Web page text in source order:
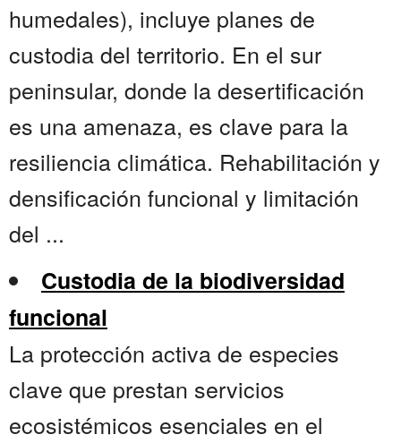
humedales), incluye planes de
custodia del territorio. En el sur
peninsular, donde la desertificación
es una amenaza, es clave para la
resiliencia climática. Rehabilitación y
densificación funcional y limitación
del ...
Custodia de la biodiversidad
funcional
La protección activa de especies
clave que prestan servicios
ecosistémicos esenciales en el